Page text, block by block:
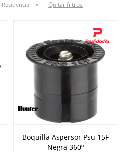
Residencial Quitar filtros
Boquilla Aspersor Psu 15F
Negra 360º